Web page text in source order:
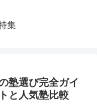
集
塾選び完全ガイ
と人気塾比較